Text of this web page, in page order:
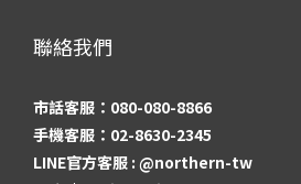
聯絡我們
市話客服：080-080-8866
手機客服：02-8630-2345
LINE官方客服 : @northern-tw